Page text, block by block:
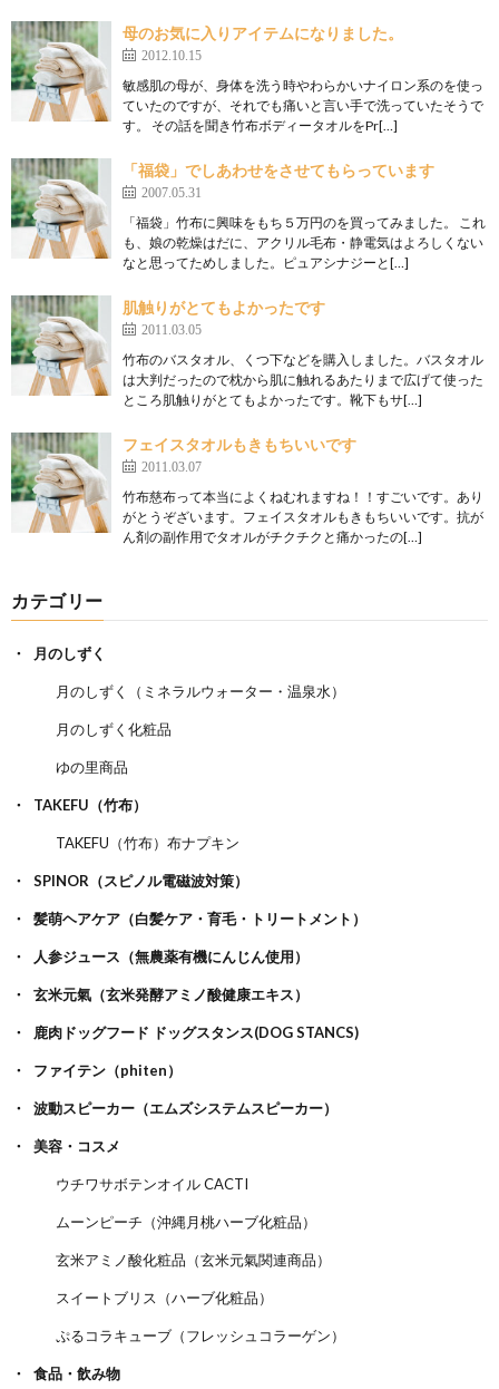
母のお気に入りアイテムになりました。
2012.10.15
敏感肌の母が、身体を洗う時やわらかいナイロン系のを使っ
ていたのですが、それでも痛いと言い手で洗っていたそうで
す。 その話を聞き竹布ボディータオルをPr[…]
「福袋」でしあわせをさせてもらっています
2007.05.31
「福袋」竹布に興味をもち５万円のを買ってみました。 これ
も、娘の乾燥はだに、アクリル毛布・静電気はよろしくない
なと思ってためしました。ピュアシナジーと[…]
肌触りがとてもよかったです
2011.03.05
竹布のバスタオル、くつ下などを購入しました。バスタオル
は大判だったので枕から肌に触れるあたりまで広げて使った
ところ肌触りがとてもよかったです。靴下もサ[…]
フェイスタオルもきもちいいです
2011.03.07
竹布慈布って本当によくねむれますね！！すごいです。あり
がとうぞざいます。フェイスタオルもきもちいいです。抗が
ん剤の副作用でタオルがチクチクと痛かったの[…]
カテゴリー
月のしずく
月のしずく（ミネラルウォーター・温泉水）
月のしずく化粧品
ゆの里商品
TAKEFU（竹布）
TAKEFU（竹布）布ナプキン
SPINOR（スピノル電磁波対策）
髪萌ヘアケア（白髪ケア・育毛・トリートメント）
人参ジュース（無農薬有機にんじん使用）
玄米元氣（玄米発酵アミノ酸健康エキス）
鹿肉ドッグフード ドッグスタンス(DOG STANCS)
ファイテン（phiten）
波動スピーカー（エムズシステムスピーカー）
美容・コスメ
ウチワサボテンオイル CACTI
ムーンピーチ（沖縄月桃ハーブ化粧品）
玄米アミノ酸化粧品（玄米元氣関連商品）
スイートブリス（ハーブ化粧品）
ぷるコラキューブ（フレッシュコラーゲン）
食品・飲み物